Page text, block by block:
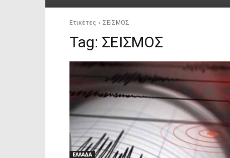
Ετικέτες ΣΕΙΣΜΟΣ
Tag: ΣΕΙΣΜΟΣ
ΕΛΛΑΔΑ